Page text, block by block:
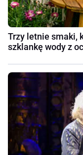
Trzy letnie smaki,
szklankę wody z